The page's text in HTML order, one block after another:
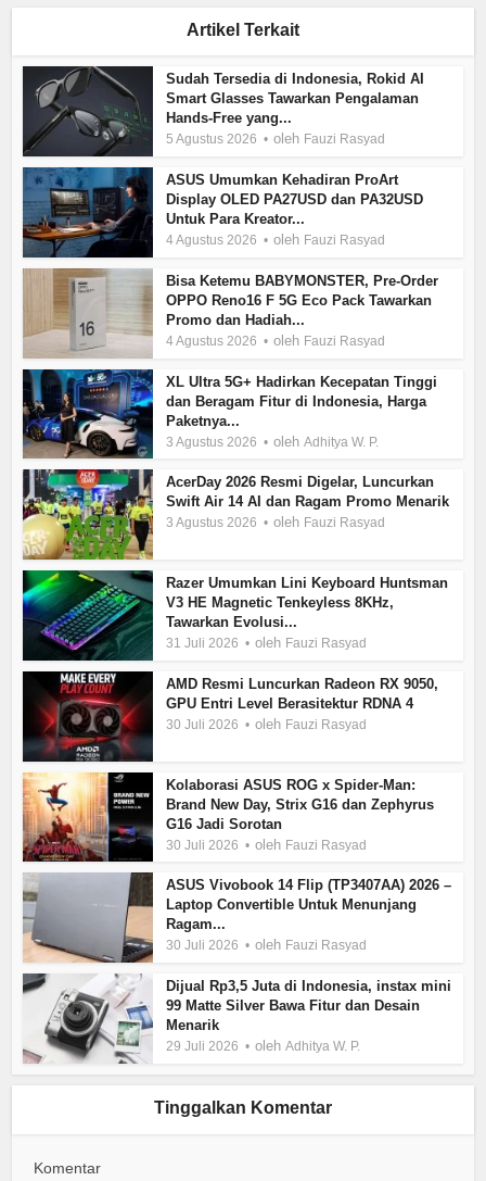
Artikel Terkait
Sudah Tersedia di Indonesia, Rokid AI
Smart Glasses Tawarkan Pengalaman
Hands-Free yang...
5 Agustus 2026 oleh Fauzi Rasyad
ASUS Umumkan Kehadiran ProArt
Display OLED PA27USD dan PA32USD
Untuk Para Kreator...
4 Agustus 2026 oleh Fauzi Rasyad
Bisa Ketemu BABYMONSTER, Pre-Order
OPPO Reno16 F 5G Eco Pack Tawarkan
Promo dan Hadiah...
4 Agustus 2026 oleh Fauzi Rasyad
XL Ultra 5G+ Hadirkan Kecepatan Tinggi
dan Beragam Fitur di Indonesia, Harga
Paketnya...
3 Agustus 2026 olehAdhitya W. P.
AcerDay 2026 Resmi Digelar, Luncurkan
Swift Air 14 AI dan Ragam Promo Menarik
3 Agustus 2026 oleh Fauzi Rasyad
Razer Umumkan Lini Keyboard Huntsman
V3 HE Magnetic Tenkeyless 8KHz,
Tawarkan Evolusi...
31 Juli 2026 oleh Fauzi Rasyad
AMD Resmi Luncurkan Radeon RX 9050,
GPU Entri Level Berasitektur RDNA 4
30 Juli 2026 oleh Fauzi Rasyad
Kolaborasi ASUS ROG x Spider-Man:
Brand New Day, Strix G16 dan Zephyrus
G16 Jadi Sorotan
30 Juli 2026 oleh Fauzi Rasyad
ASUS Vivobook 14 Flip (TP3407AA) 2026 –
Laptop Convertible Untuk Menunjang
Ragam...
30 Juli 2026 oleh Fauzi Rasyad
Dijual Rp3,5 Juta di Indonesia, instax mini
99 Matte Silver Bawa Fitur dan Desain
Menarik
29 Juli 2026 olehAdhitya W. P.
Tinggalkan Komentar
Komentar